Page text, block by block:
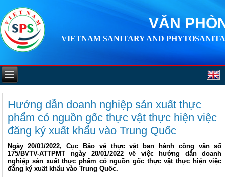
VĂN
VIETNAM SANITARY AND
Hướng dẫn doanh nghiệp sản xuất thực
phẩm có nguồn gốc thực vật thực hiện việc
đăng ký xuất khẩu vào Trung Quốc
Ngày 20/01/2022, Cục Bảo vệ thực vật ban hành công văn số
175/BVTV-ATTPMT ngày 20/01/2022 về việc hướng dẫn doanh
nghiệp sản xuất thực phẩm có nguồn gốc thực vật thực hiện việc
đăng ký xuất khẩu vào Trung Quốc.